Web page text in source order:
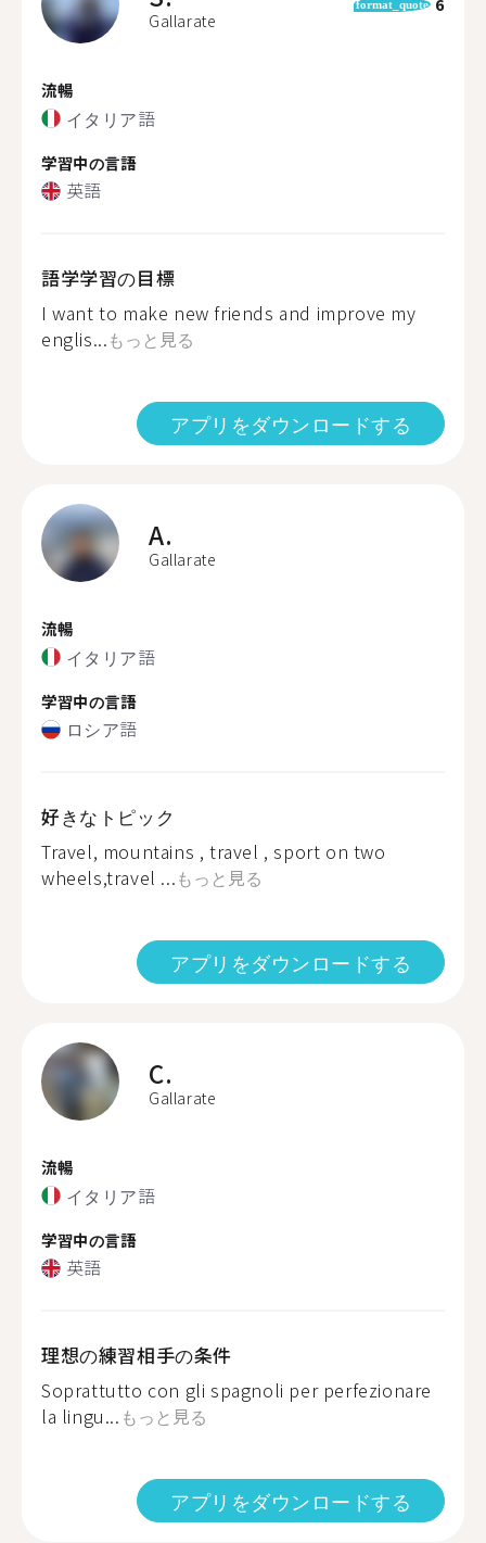
Gallarate
format_quote
流暢
イタリア語
学習中の言語
英語
語学学習の目標
I want to make new friends and improve my
englis...もっと見る
アプリをダウンロードする
A.
Gallarate
流暢
イタリア語
学習中の言語
ロシア語
好きなトピック
Travel, mountains , travel , sport on two
wheels,travel ...もっと見る
アプリをダウンロードする
C.
Gallarate
流暢
イタリア語
学習中の言語
英語
理想の練習相手の条件
Soprattutto con gli spagnoli per perfezionare
la lingu... もっと見る
アプリをダウンロードする